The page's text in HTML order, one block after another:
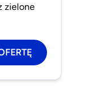
zielone